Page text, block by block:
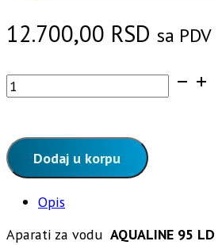
12.700,00 RSD sa PDV
AQUALINE
95
termoelektrični
aparat
za
CRVENI
količina
Dodaj u korpu
Opis
Aparati za vodu AQUALINE 95 LD